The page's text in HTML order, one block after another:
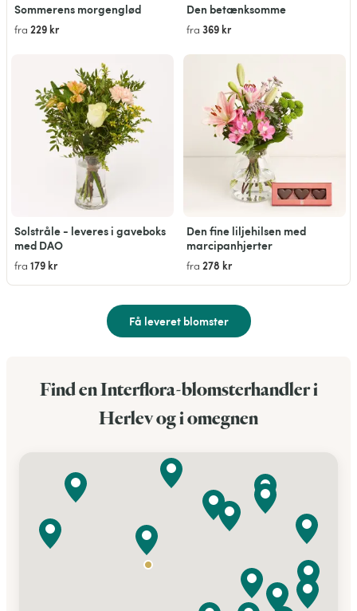
Sommerens morgenglød
fra 229 kr
Den betænksomme
fra 369 kr
Solstråle - leveres i gaveboks
med DAO
fra 179 kr
Den fine liljehilsen med
marcipanhjerter
fra 278 kr
Få leveret blomster
Find en Interflora-blomsterhandler i
Herlev og i omegnen